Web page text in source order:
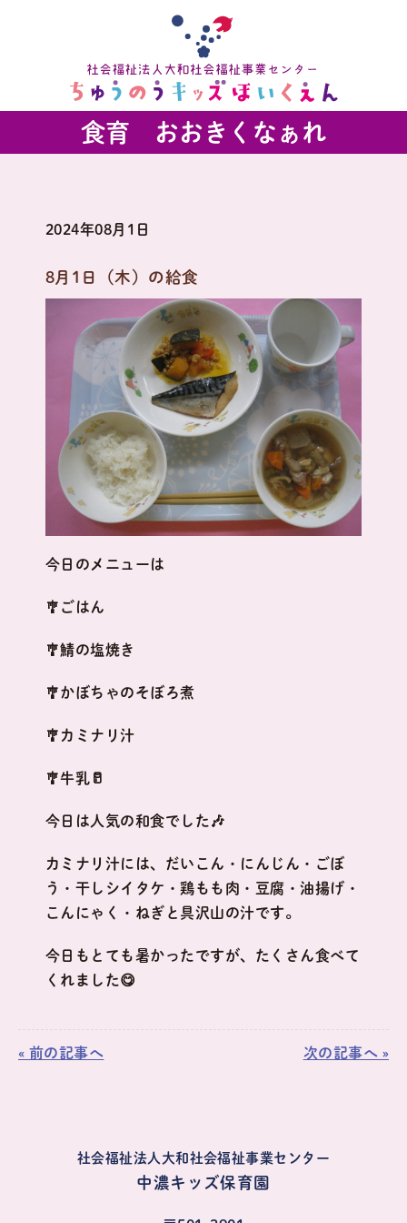
食育 おおきくなぁれ
2024年08月1日
8月1日（木）の給食
今日のメニューは
🎐ごはん
🎐鯖の塩焼き
🎐かぼちゃのそぼろ煮
🎐カミナリ汁
🎐牛乳🥛
今日は人気の和食でした🎶
カミナリ汁には、だいこん・にんじん・ごぼ
う・干しシイタケ・鶏もも肉・豆腐・油揚げ・
こんにゃく・ねぎと具沢山の汁です。
今日もとても暑かったですが、たくさん食べて
くれました😋
« 前の記事へ 次の記事へ »
社会福祉法人大和社会福祉事業センター
中濃キッズ保育園